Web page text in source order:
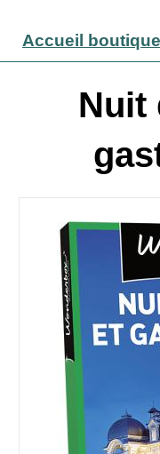
Accueil boutique
Nuit